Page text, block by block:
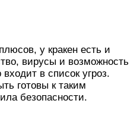
у кракен есть и
вирусы и возможность
в список угроз.
готовы к таким
безопасности.